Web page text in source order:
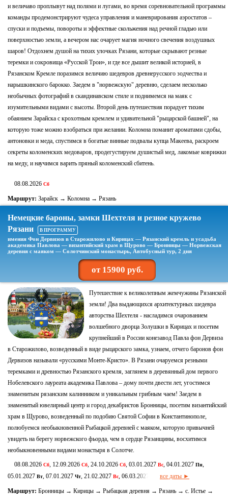
и величаво проплывут над полями и лугами, во время соревновательной программы
команды продемонстрируют чудеса управления и маневрирования аэростатов –
спуски и подъемы, повороты и эффектные скольжения над речной гладью или
поверхностью земли, а вечером нас очарует магия ночного свечения воздушных
шаров! Отдохнем душой на тихих улочках Рязани, которые скрывают резные
теремки и сокровища «Русской Трои», и где все дышит великой историей, в
Рязанском Кремле поразимся величию шедевров древнерусского зодчества и
нарышкинского барокко. Заедем в "норвежскую" деревню, сделаем несколько
необычных фотографий в скандинавском стиле и поднимемся на маяк с
изумительными видами с высоты. Второй день путешествия порадует тихим
обаянием Зарайска с крохотным кремлем и удивительной "рыцарской башней", на
которую тоже можно взобраться при желании. Коломна поманит ароматами сдобы,
антоновки и меда, спустимся в богатые винные подвалы купца Макеева, раскроем
секреты коломенских медоваров, продегустируем душистый мед, лакомые коврижки
на меду, и научимся варить пряный коломенский сбитень.
08.08.2026 Сб
Маршрут: Зарайск → Коломна → Рязань
Немецкие бароны, замки Шехтеля и резное кружево
Рязани
В ПРОГРАММУ
имения Фон Дервизов в Старожилово и Кирицах — Рязанский кремль и усадьба
академика Павлова — византийский храм в Щурово — Бронницы — Норвежская
деревня с маяком — Солотчинский монастырь, Автобусный тур, 2 дня
от 15900 руб.
Путешествие к великолепным жемчужины Рязанской
земли! Два выдающихся архитектурных шедевра
авторства Шехтеля - насладимся очарованием
волшебного дворца Золушки в Кирицах и посетим
крупнейший в России конезавод Павла фон Дервиза
в Старожилово, возведенный в виде рыцарского замка, узнаем, отчего баронов фон
Дервизов называли «русскими Монте-Кристо». В Рязани очаруемся резными
теремками и древностью Рязанского кремля, заглянем в деревянный дом первого
Нобелевского лауреата академика Павлова – дому почти двести лет, угостимся
знаменитым рязанским калинником и уникальным грибным чаем! Заедем в
знаменитый ювелирный центр и город декабристов Бронницы, посетим византийский
храм в Щурово, возведенный по подобию Святой Софии в Константинополе,
полюбуемся необыкновенной Рыбацкой деревней с маяком, которую привычней
увидеть на берегу норвежского фьорда, чем в сердце Рязанщины, восхитимся
необыкновенными видами монастыря в Солотче.
08.08.2026 Сб, 12.09.2026 Сб, 24.10.2026 Сб, 03.01.2027 Вс, 04.01.2027 Пн,
05.01.2027 Вт, 07.01.2027 Чт, 21.02.2027 Вс, 06.03.2027 все даты ►
Маршрут: Бронницы → Кирицы → Рыбацкая деревня → Рязань → с. Истье →